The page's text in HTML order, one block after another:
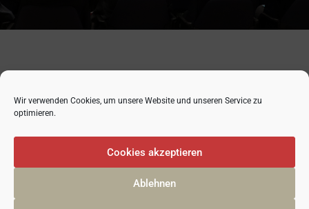
Wir verwenden Cookies, um unsere Website und unseren Service zu
optimieren.
Cookies akzeptieren
Ablehnen